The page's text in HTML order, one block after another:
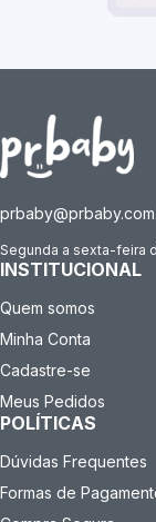
Segunda a sexta-feira
INSTITUCIONAL
Quem somos
Minha Conta
Cadastre-se
Meus Pedidos
POLÍTICAS
Dúvidas Frequentes
Formas de